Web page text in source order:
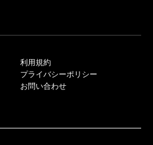
利用規約
プライバシーポリシー
お問い合わせ